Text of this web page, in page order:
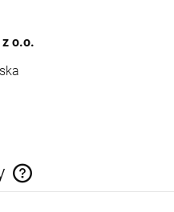
z o.o.
kosztów płatności